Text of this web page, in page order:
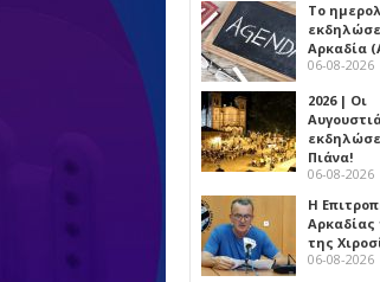
Το
Αρκαδία
06-08-2026
2026 | Οι
Πιάνα!
06-08-2026
Η
Αρκαδίας
της
06-08-2026